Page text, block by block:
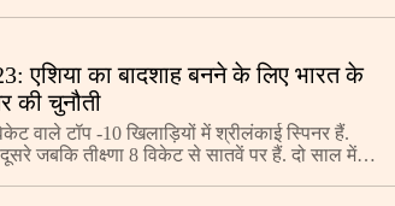
एशिया का बादशाह बनने के लिए भारत के
की चुनौती
वाले टॉप -10 खिलाड़ियों में श्रीलंकाई स्पिनर हैं.
जबकि तीक्ष्णा 8 विकेट से सातवें पर हैं. दो साल में